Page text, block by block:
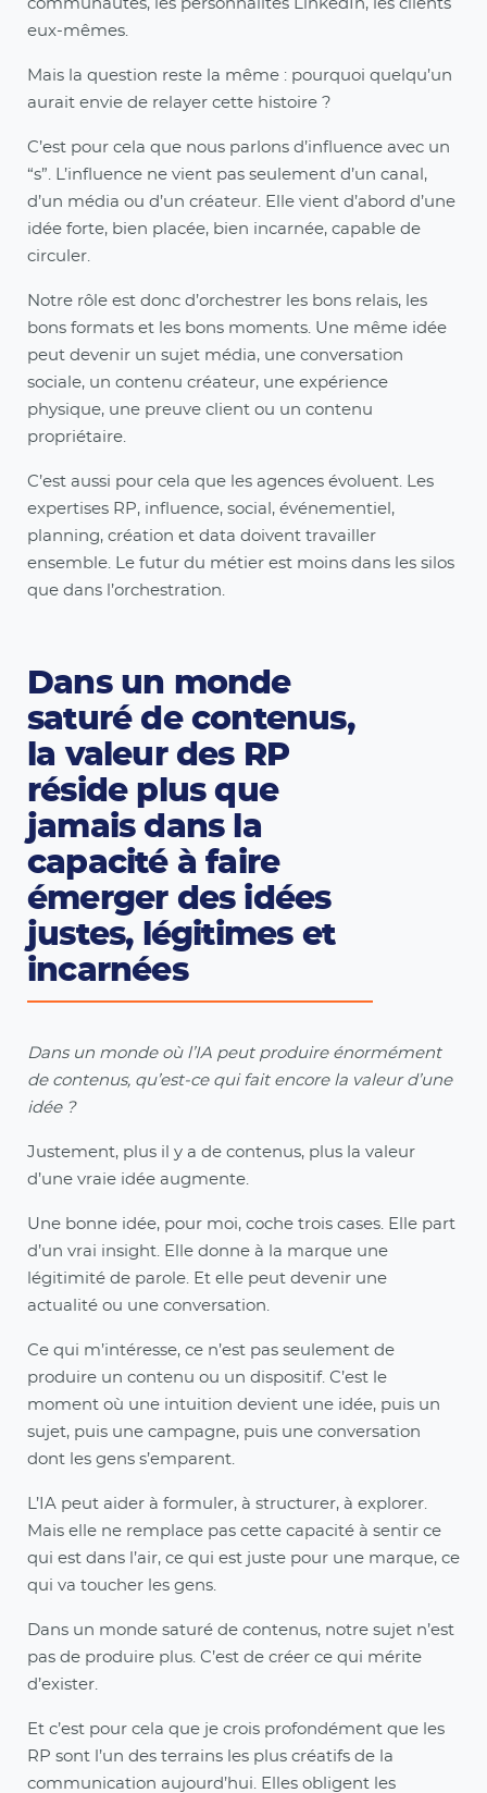
communautés, les personnalités LinkedIn, les clients
eux-mêmes.
Mais la question reste la même : pourquoi quelqu’un
aurait envie de relayer cette histoire ?
C’est pour cela que nous parlons d’influence avec un
“s”. L’influence ne vient pas seulement d’un canal,
d’un média ou d’un créateur. Elle vient d’abord d’une
idée forte, bien placée, bien incarnée, capable de
circuler.
Notre rôle est donc d’orchestrer les bons relais, les
bons formats et les bons moments. Une même idée
peut devenir un sujet média, une conversation
sociale, un contenu créateur, une expérience
physique, une preuve client ou un contenu
propriétaire.
C’est aussi pour cela que les agences évoluent. Les
expertises RP, influence, social, événementiel,
planning, création et data doivent travailler
ensemble. Le futur du métier est moins dans les silos
que dans l’orchestration.
Dans un monde
saturé de contenus,
la valeur des RP
réside plus que
jamais dans la
capacité à faire
émerger des idées
justes, légitimes et
incarnées
Dans un monde où l’IA peut produire énormément
de contenus, qu’est-ce qui fait encore la valeur d’une
idée ?
Justement, plus il y a de contenus, plus la valeur
d’une vraie idée augmente.
Une bonne idée, pour moi, coche trois cases. Elle part
d’un vrai insight. Elle donne à la marque une
légitimité de parole. Et elle peut devenir une
actualité ou une conversation.
Ce qui m’intéresse, ce n’est pas seulement de
produire un contenu ou un dispositif. C’est le
moment où une intuition devient une idée, puis un
sujet, puis une campagne, puis une conversation
dont les gens s’emparent.
L’IA peut aider à formuler, à structurer, à explorer.
Mais elle ne remplace pas cette capacité à sentir ce
qui est dans l’air, ce qui est juste pour une marque, ce
qui va toucher les gens.
Dans un monde saturé de contenus, notre sujet n’est
pas de produire plus. C’est de créer ce qui mérite
d’exister.
Et c’est pour cela que je crois profondément que les
RP sont l’un des terrains les plus créatifs de la
communication aujourd’hui. Elles obligent les